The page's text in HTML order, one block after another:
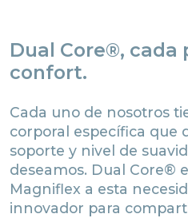
Dual Core®, cada
confort.
Cada uno de nosotros
corporal específica que
soporte y nivel de
deseamos. Dual Core®
Magniflex a esta
innovador para